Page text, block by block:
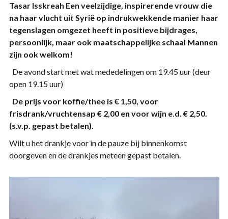
Tasar Isskreah Een veelzijdige, inspirerende vrouw die
na haar vlucht uit Syrië op indrukwekkende manier haar
tegenslagen omgezet heeft in positieve bijdrages,
persoonlijk, maar ook maatschappelijke schaal Mannen
zijn ook welkom!
De avond start met wat mededelingen om 19.45 uur (deur
open 19.15 uur)
De prijs voor koffie/thee is € 1,50, voor
frisdrank/vruchtensap € 2,00 en voor wijn e.d. € 2,50.
(s.v.p. gepast betalen).
Wilt u het drankje voor in de pauze bij binnenkomst
doorgeven en de drankjes meteen gepast betalen.